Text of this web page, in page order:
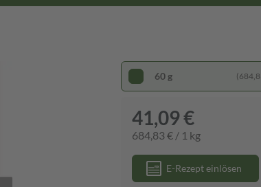
60 g
41,09 €
684,83 € / 1 kg
E-Rezept einlösen